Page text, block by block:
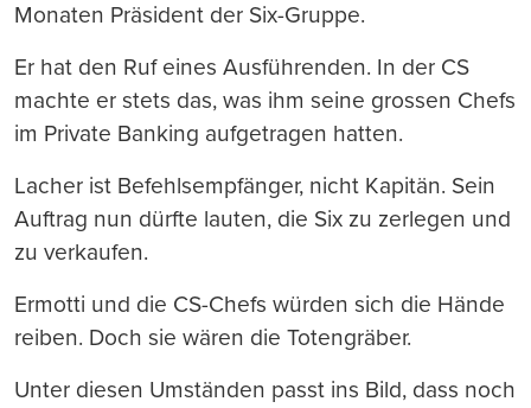
Monaten Präsident der Six-Gruppe.
Er hat den Ruf eines Ausführenden. In der CS
machte er stets das, was ihm seine grossen Chefs
im Private Banking aufgetragen hatten.
Lacher ist Befehlsempfänger, nicht Kapitän. Sein
Auftrag nun dürfte lauten, die Six zu zerlegen und
zu verkaufen.
Ermotti und die CS-Chefs würden sich die Hände
reiben. Doch sie wären die Totengräber.
Unter diesen Umständen passt ins Bild, dass noch